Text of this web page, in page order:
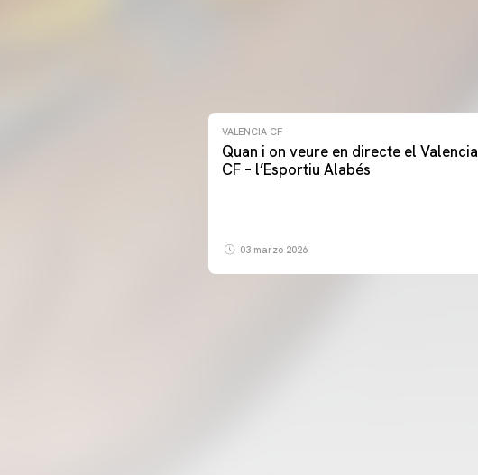
VALENCIA CF
Quan i on veure en directe el Valencia
CF – l’Esportiu Alabés
03 marzo 2026